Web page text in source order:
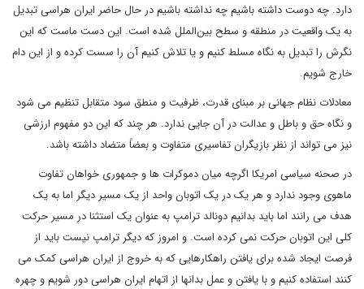
دارد. چه دوست داشته باشیم چه نداشته باشیم در حال حاضر ایران هراسی تبدیل
به یک واقعیت در منطقه و سطح بین‌الملل شده است. این دست ماست که این
نگرش را تبدیل به نگاه مسلط کنیم و یا تلاش کنیم آن را سست کرده و از این دام
خارج شویم.
معادلات نظام جهانی بر مبنای قدرت، ظرفیت و منطق سود متقابل تنظیم می شود
و نگاه حق و باطل و عدالت در آن جایی ندارد. هر چند که این دو مفهوم ارزشی
نیز می تواند از نظر بازیگران تفاسیری متفاوت و بعضاً متضاد داشته باشد.
در صحنه سیاسی امریکا اگرچه میان دموکرات ها و جمهوری خواهان تفاوت
ماهوی وجود ندارد و هر یک در یک اتوبان واحد از یک مسیر دیگر اما به یک
هدف می رانند اما باید بدانیم دونالد ترامپ به عنوان یک استثنا در مسیر حرکت
کلی این اتوبان حرکت نمی کرده است‌. و امروز که دیگر ترامپ نیست باید از
فرصت ایجاد شده برای یافتن راهکارهایی که به خروج از ایران هراسی کمک می
کنند استفاده کنیم و با یافتن و عمل بدانها از اتهام ایران هراسی دور شویم و چهره